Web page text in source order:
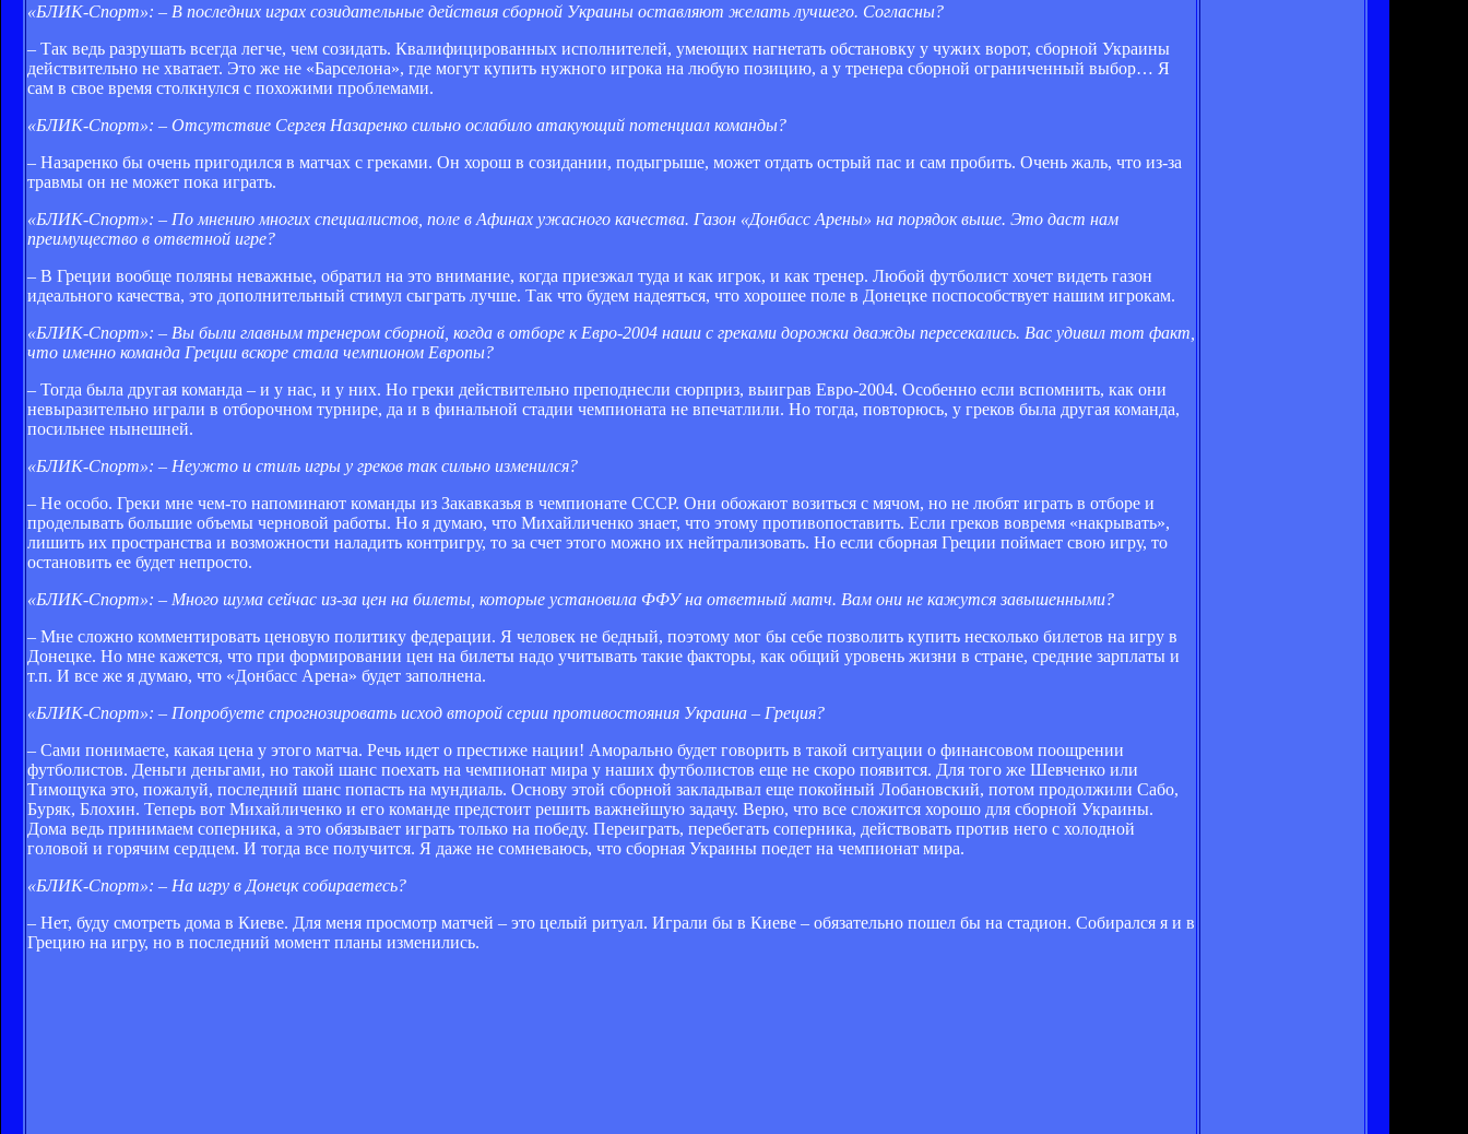
«БЛИК-Спорт»: – В последних играх созидательные действия сборной Украины оставляют желать лучшего. Согласны?
– Так ведь разрушать всегда легче, чем созидать. Квалифицированных исполнителей, умеющих нагнетать обстановку у чужих ворот, сборной Украины
действительно не хватает. Это же не «Барселона», где могут купить нужного игрока на любую позицию, а у тренера сборной ограниченный выбор… Я
сам в свое время столкнулся с похожими проблемами.
«БЛИК-Спорт»: – Отсутствие Сергея Назаренко сильно ослабило атакующий потенциал команды?
– Назаренко бы очень пригодился в матчах с греками. Он хорош в созидании, подыгрыше, может отдать острый пас и сам пробить. Очень жаль, что из-за
травмы он не может пока играть.
«БЛИК-Спорт»: – По мнению многих специалистов, поле в Афинах ужасного качества. Газон «Донбасс Арены» на порядок выше. Это даст нам
преимущество в ответной игре?
– В Греции вообще поляны неважные, обратил на это внимание, когда приезжал туда и как игрок, и как тренер. Любой футболист хочет видеть газон
идеального качества, это дополнительный стимул сыграть лучше. Так что будем надеяться, что хорошее поле в Донецке поспособствует нашим игрокам.
«БЛИК-Спорт»: – Вы были главным тренером сборной, когда в отборе к Евро-2004 наши с греками дорожки дважды пересекались. Вас удивил тот факт,
что именно команда Греции вскоре стала чемпионом Европы?
– Тогда была другая команда – и у нас, и у них. Но греки действительно преподнесли сюрприз, выиграв Евро-2004. Особенно если вспомнить, как они
невыразительно играли в отборочном турнире, да и в финальной стадии чемпионата не впечатлили. Но тогда, повторюсь, у греков была другая команда,
посильнее нынешней.
«БЛИК-Спорт»: – Неужто и стиль игры у греков так сильно изменился?
– Не особо. Греки мне чем-то напоминают команды из Закавказья в чемпионате СССР. Они обожают возиться с мячом, но не любят играть в отборе и
проделывать большие объемы черновой работы. Но я думаю, что Михайличенко знает, что этому противопоставить. Если греков вовремя «накрывать»,
лишить их пространства и возможности наладить контригру, то за счет этого можно их нейтрализовать. Но если сборная Греции поймает свою игру, то
остановить ее будет непросто.
«БЛИК-Спорт»: – Много шума сейчас из-за цен на билеты, которые установила ФФУ на ответный матч. Вам они не кажутся завышенными?
– Мне сложно комментировать ценовую политику федерации. Я человек не бедный, поэтому мог бы себе позволить купить несколько билетов на игру в
Донецке. Но мне кажется, что при формировании цен на билеты надо учитывать такие факторы, как общий уровень жизни в стране, средние зарплаты и
т.п. И все же я думаю, что «Донбасс Арена» будет заполнена.
«БЛИК-Спорт»: – Попробуете спрогнозировать исход второй серии противостояния Украина – Греция?
– Сами понимаете, какая цена у этого матча. Речь идет о престиже нации! Аморально будет говорить в такой ситуации о финансовом поощрении
футболистов. Деньги деньгами, но такой шанс поехать на чемпионат мира у наших футболистов еще не скоро появится. Для того же Шевченко или
Тимощука это, пожалуй, последний шанс попасть на мундиаль. Основу этой сборной закладывал еще покойный Лобановский, потом продолжили Сабо,
Буряк, Блохин. Теперь вот Михайличенко и его команде предстоит решить важнейшую задачу. Верю, что все сложится хорошо для сборной Украины.
Дома ведь принимаем соперника, а это обязывает играть только на победу. Переиграть, перебегать соперника, действовать против него с холодной
головой и горячим сердцем. И тогда все получится. Я даже не сомневаюсь, что сборная Украины поедет на чемпионат мира.
«БЛИК-Спорт»: – На игру в Донецк собираетесь?
– Нет, буду смотреть дома в Киеве. Для меня просмотр матчей – это целый ритуал. Играли бы в Киеве – обязательно пошел бы на стадион. Собирался я и в
Грецию на игру, но в последний момент планы изменились.